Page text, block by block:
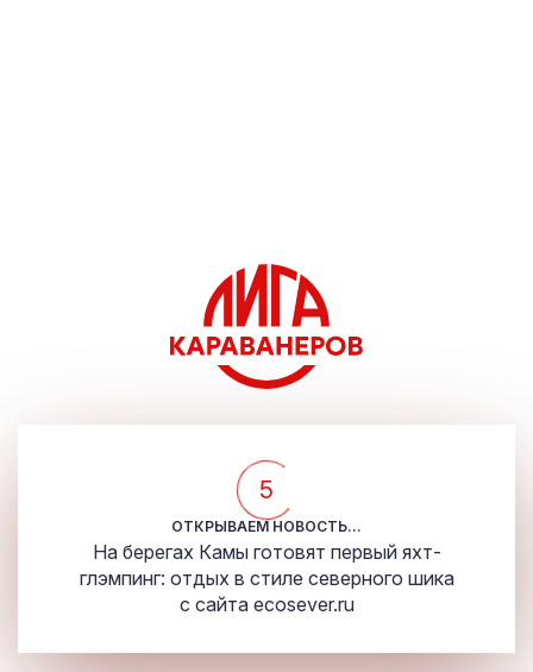
5
ОТКРЫВАЕМ НОВОСТЬ...
На берегах Камы готовят первый яхт-
глэмпинг: отдых в стиле северного шика
с сайта ecosever.ru